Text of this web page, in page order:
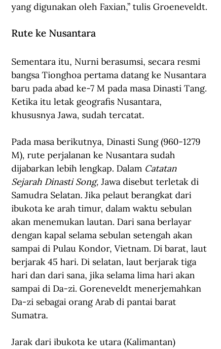
yang digunakan oleh Faxian,” tulis Groeneveldt.
Rute ke Nusantara
Sementara itu, Nurni berasumsi, secara resmi
bangsa Tionghoa pertama datang ke Nusantara
baru pada abad ke-7 M pada masa Dinasti Tang.
Ketika itu letak geografis Nusantara,
khususnya Jawa, sudah tercatat.
Pada masa berikutnya, Dinasti Sung (960-1279
M), rute perjalanan ke Nusantara sudah
dijabarkan lebih lengkap. Dalam Catatan
Sejarah Dinasti Song, Jawa disebut terletak di
Samudra Selatan. Jika pelaut berangkat dari
ibukota ke arah timur, dalam waktu sebulan
akan menemukan lautan. Dari sana berlayar
dengan kapal selama sebulan setengah akan
sampai di Pulau Kondor, Vietnam. Di barat, laut
berjarak 45 hari. Di selatan, laut berjarak tiga
hari dan dari sana, jika selama lima hari akan
sampai di Da-zi. Goreneveldt menerjemahkan
Da-zi sebagai orang Arab di pantai barat
Sumatra.
Jarak dari ibukota ke utara (Kalimantan)